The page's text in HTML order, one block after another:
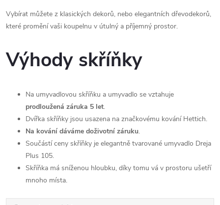
Vybírat můžete z klasických dekorů, nebo elegantních dřevodekorů,
které promění vaši koupelnu v útulný a příjemný prostor.
Výhody skříňky
Na umyvadlovou skříňku a umyvadlo se vztahuje
prodloužená záruka 5 let.
Dvířka skříňky jsou usazena na značkovému kování Hettich.
Na kování dáváme doživotní záruku.
Součástí ceny skříňky je elegantně tvarované umyvadlo Dreja
Plus 105.
Skříňka má sníženou hloubku, díky tomu vá v prostoru ušetří
mnoho místa.